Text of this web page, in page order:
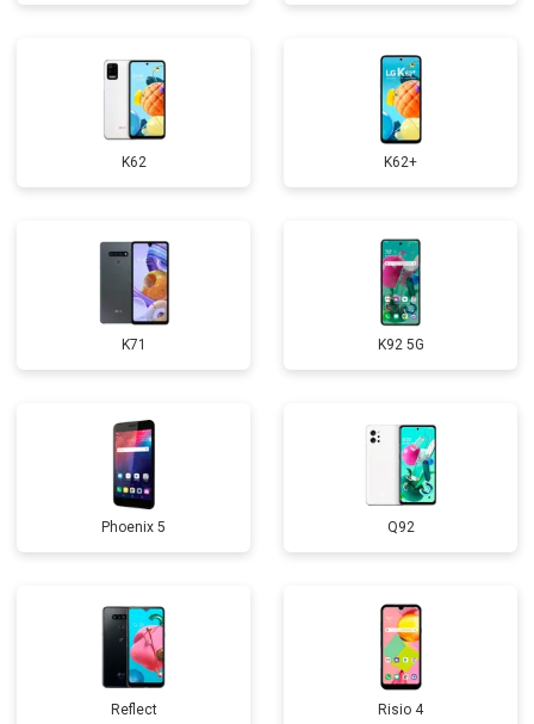
K62 K62+
K71 K92 5G
Phoenix 5 Q92
Reflect Risio 4